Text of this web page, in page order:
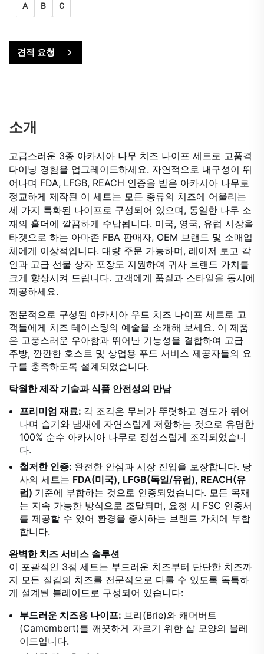
A B C
견적 요청
소개
고급스러운 3종 아카시아 나무 치즈 나이프 세트로 고품격
다이닝 경험을 업그레이드하세요. 자연적으로 내구성이 뛰
어나며 FDA, LFGB, REACH 인증을 받은 아카시아 나무로
정교하게 제작된 이 세트는 모든 종류의 치즈에 어울리는
세 가지 특화된 나이프로 구성되어 있으며, 동일한 나무 소
재의 홀더에 깔끔하게 수납됩니다. 미국, 영국, 유럽 시장을
타겟으로 하는 아마존 FBA 판매자, OEM 브랜드 및 소매업
체에게 이상적입니다. 대량 주문 가능하며, 레이저 로고 각
인과 고급 선물 상자 포장도 지원하여 귀사 브랜드 가치를
크게 향상시켜 드립니다. 고객에게 품질과 스타일을 동시에
제공하세요.
전문적으로 구성된 아카시아 우드 치즈 나이프 세트로 고
객들에게 치즈 테이스팅의 예술을 소개해 보세요. 이 제품
은 고풍스러운 우아함과 뛰어난 기능성을 결합하여 고급
주방, 깐깐한 호스트 및 상업용 푸드 서비스 제공자들의 요
구를 충족하도록 설계되었습니다.
탁월한 제작 기술과 식품 안전성의 만남
프리미엄 재료: 각 조각은 무늬가 뚜렷하고 경도가 뛰어
나며 습기와 냄새에 자연스럽게 저항하는 것으로 유명한
100% 순수 아카시아 나무로 정성스럽게 조각되었습니
다.
철저한 인증: 완전한 안심과 시장 진입을 보장합니다. 당
사의 세트는 FDA(미국), LFGB(독일/유럽), REACH(유
럽) 기준에 부합하는 것으로 인증되었습니다. 모든 목재
는 지속 가능한 방식으로 조달되며, 요청 시 FSC 인증서
를 제공할 수 있어 환경을 중시하는 브랜드 가치에 부합
합니다.
완벽한 치즈 서비스 솔루션
이 포괄적인 3점 세트는 부드러운 치즈부터 단단한 치즈까
지 모든 질감의 치즈를 전문적으로 다룰 수 있도록 독특하
게 설계된 블레이드로 구성되어 있습니다:
부드러운 치즈용 나이프: 브리(Brie)와 캐머버트
(Camembert)를 깨끗하게 자르기 위한 삽 모양의 블레
이드입니다.